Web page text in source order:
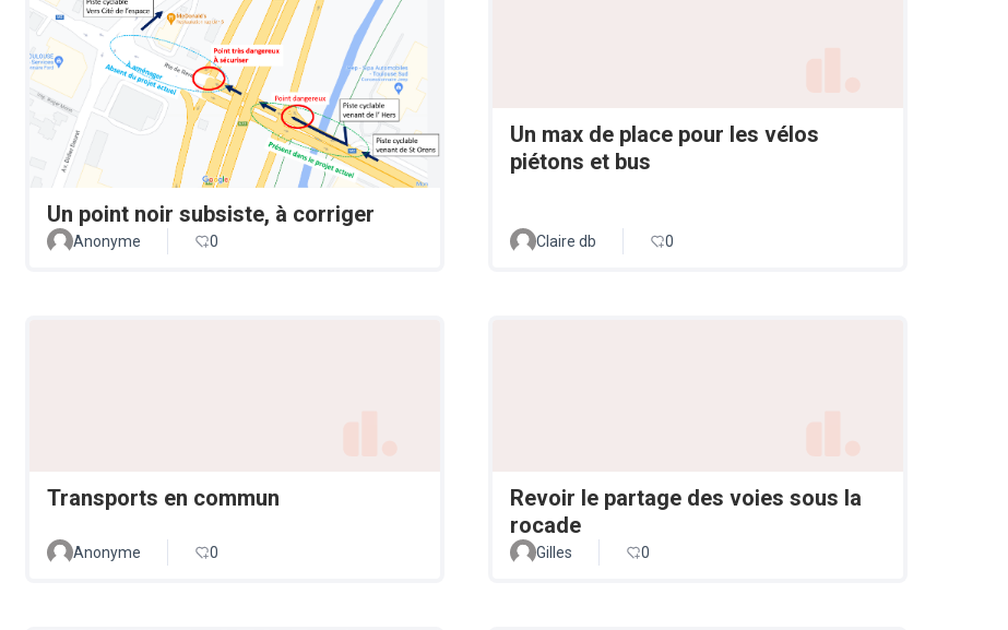
Un point noir subsiste, à corriger
Anonyme 0
Un max de place pour les vélos
piétons et bus
Claire db 0
Transports en commun
Anonyme 0
Revoir le partage des voies sous la
rocade
Gilles 0